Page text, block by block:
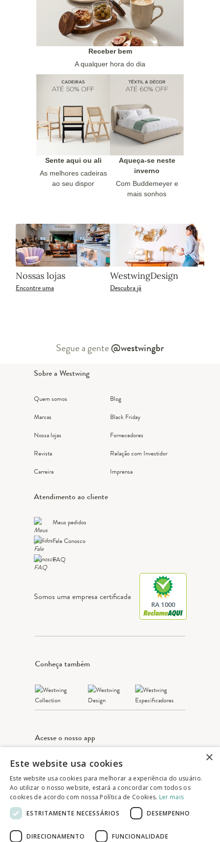
Receber bem
A qualquer hora do dia
Sente aqui ou ali
As melhores cadeiras
ao seu dispor
Aqueça-se neste
inverno
Com Buddemeyer e
mais sonhos
Nossas lojas
Encontre uma
WestwingDesign
Descubra já
Segue a gente@westwingbr
Sobre a Westwing
Quem somos
Marcas
Nossa lojas
Revista
Carreira
Blog
Black Friday
Fornecedores
Relação com Investidor
Imprensa
Atendimento ao cliente
Meus pedidos
Fale Conosco
FAQ
Somos uma empresa certificada
RA 1000
Conheça também
Acesse o nosso app
Apple Store Google play
© 2025 Westwing Comércio Varejista S.A
WESTWING COMÉRCIO VAREJISTA S.A
CNPJ: 14.776.142/0001-50
×
Este website usa cookies
Este website usa cookies para melhorar a experiência do usuário.
Ao utilizar o nosso website, estará a concordar com todos os
cookies de acordo com nossa Política de Cookies. Ler mais
ESTRITAMENTE NECESSÁRIOS
DESEMPENHO
DIRECIONAMENTO FUNCIONALIDADE